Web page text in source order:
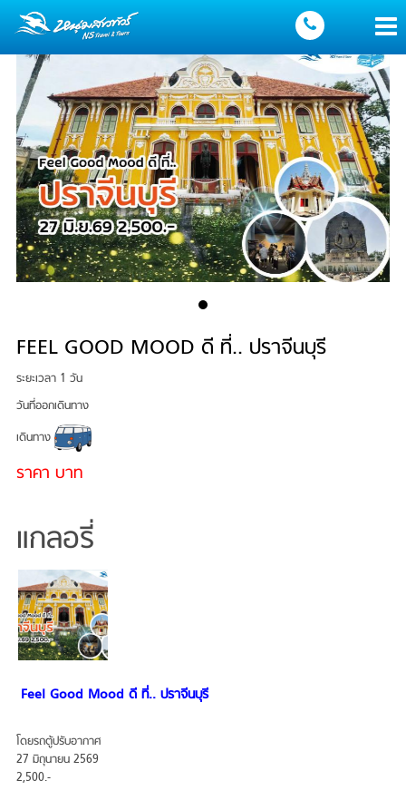
FEEL GOOD MOOD ดี ที่.. ปราจีนบุรี
ระยะเวลา 1 วัน
วันที่ออกเดินทาง
เดินทาง
ราคา บาท
แกลอรี่
Feel Good Mood ดี ที่.. ปราจีนบุรี
โดยรถตู้ปรับอากาศ
27 มิถุนายน 2569
2,500.-